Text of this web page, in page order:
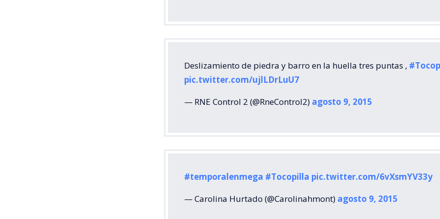
Deslizamiento de piedra y barro en la huella tres puntas ,
pic.twitter.com/ujlLDrLuU7
— RNE Control 2 (@RneControl2) agosto 9, 2015
#temporalenmega #Tocopilla pic.twitter.com/6vXsmYV33y
— Carolina Hurtado (@Carolinahmont) agosto 9, 2015